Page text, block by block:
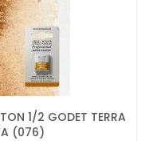
1/2 GODET TERRA
(076)